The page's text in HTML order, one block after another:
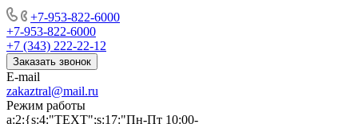
+7-953-822-6000
+7-953-822-6000
+7 (343) 222-22-12
Заказать звонок
E-mail
zakaztral@mail.ru
Режим работы
a:2:{s:4:"TEXT";s:17:"Пн-Пт 10:00-